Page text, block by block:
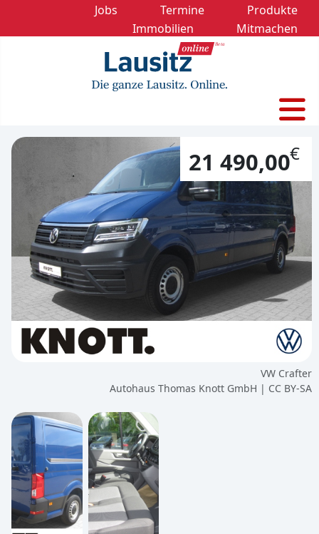
Jobs Termine
Produkte
Immobilien
Mitmachen
VW Crafter
Autohaus Thomas Knott GmbH | CC BY-SA
21 490,00€